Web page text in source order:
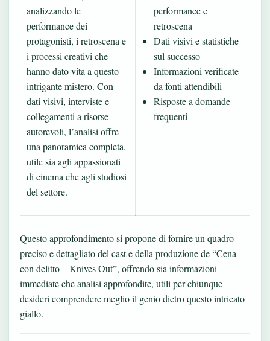
analizzando le
performance dei
protagonisti, i retroscena e
i processi creativi che
hanno dato vita a questo
intrigante mistero. Con
dati visivi, interviste e
collegamenti a risorse
autorevoli, l’analisi offre
una panoramica completa,
utile sia agli appassionati
di cinema che agli studiosi
del settore.
performance e
retroscena
Dati visivi e statistiche
sul successo
Informazioni verificate
da fonti attendibili
Risposte a domande
frequenti
Questo approfondimento si propone di fornire un quadro
preciso e dettagliato del cast e della produzione de “Cena
con delitto – Knives Out”, offrendo sia informazioni
immediate che analisi approfondite, utili per chiunque
desideri comprendere meglio il genio dietro questo intricato
giallo.